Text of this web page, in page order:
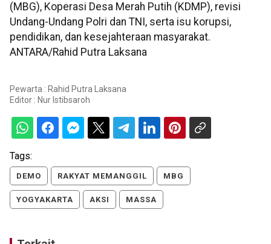
(MBG), Koperasi Desa Merah Putih (KDMP), revisi
Undang-Undang Polri dan TNI, serta isu korupsi,
pendidikan, dan kesejahteraan masyarakat.
ANTARA/Rahid Putra Laksana
Pewarta : Rahid Putra Laksana
Editor : Nur Istibsaroh
Tags:
DEMO RAKYAT MEMANGGIL MBG
YOGYAKARTA AKSI MASSA